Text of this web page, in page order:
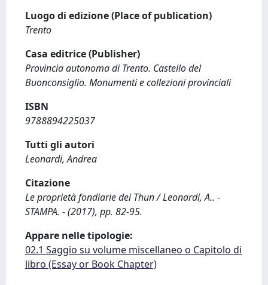
Luogo di edizione (Place of publication)
Trento
Casa editrice (Publisher)
Provincia autonoma di Trento. Castello del
Buonconsiglio. Monumenti e collezioni provinciali
ISBN
9788894225037
Tutti gli autori
Leonardi, Andrea
Citazione
Le proprietà fondiarie dei Thun / Leonardi, A.. -
STAMPA. - (2017), pp. 82-95.
Appare nelle tipologie:
02.1 Saggio su volume miscellaneo o Capitolo di
libro (Essay or Book Chapter)